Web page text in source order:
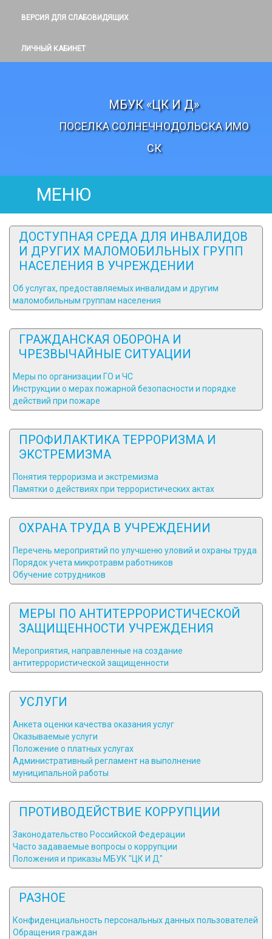
ВЕРСИЯ ДЛЯ СЛАБОВИДЯЩИХ
ЛИЧНЫЙ КАБИНЕТ
МБУК «ЦК И Д»
ПОСЕЛКА СОЛНЕЧНОДОЛЬСКА ИМО
СК
МЕНЮ
ДОСТУПНАЯ СРЕДА ДЛЯ ИНВАЛИДОВ
И ДРУГИХ МАЛОМОБИЛЬНЫХ ГРУПП
НАСЕЛЕНИЯ В УЧРЕЖДЕНИИ
Об услугах, предоставляемых инвалидам и другим
маломобильным группам населения
ГРАЖДАНСКАЯ ОБОРОНА И
ЧРЕЗВЫЧАЙНЫЕ СИТУАЦИИ
Меры по организации ГО и ЧС
Инструкции о мерах пожарной безопасности и порядке
действий при пожаре
ПРОФИЛАКТИКА ТЕРРОРИЗМА И
ЭКСТРЕМИЗМА
Понятия терроризма и экстремизма
Памятки о действиях при террористических актах
ОХРАНА ТРУДА В УЧРЕЖДЕНИИ
Перечень мероприятий по улучшеню уловий и охраны труда
Порядок учета микротравм работников
Обучение сотрудников
МЕРЫ ПО АНТИТЕРРОРИСТИЧЕСКОЙ
ЗАЩИЩЕННОСТИ УЧРЕЖДЕНИЯ
Мероприятия, направленные на создание
антитеррористической защищенности
УСЛУГИ
Анкета оценки качества оказания услуг
Оказываемые услуги
Положение о платных услугах
Административный регламент на выполнение
муниципальной работы
ПРОТИВОДЕЙСТВИЕ КОРРУПЦИИ
Законодательство Российской Федерации
Часто задаваемые вопросы о коррупции
Положения и приказы МБУК "ЦК И Д"
РАЗНОЕ
Конфиденциальность персональных данных пользователей
Обращения граждан